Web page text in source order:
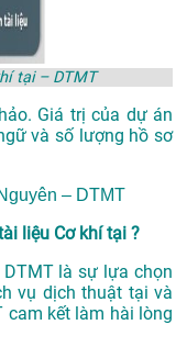
tại – DTMT
Giá trị của dự án
và số lượng hồ sơ
– DTMT
liệu Cơ khí tại ?
là sự lựa chọn
vụ dịch thuật tạivà
cam kết làm hài lòng